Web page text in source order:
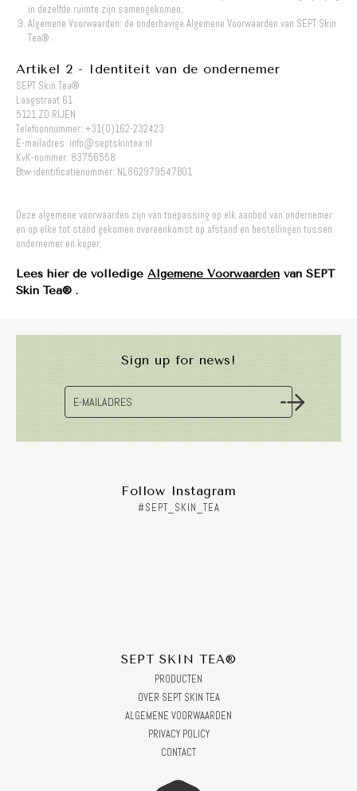
in dezelfde ruimte zijn samengekomen;
Algemene Voorwaarden: de onderhavige Algemene Voorwaarden van SEPT Skin
Tea® .
Artikel 2 - Identiteit van de ondernemer
SEPT Skin Tea®
Laagstraat 61
5121 ZD RIJEN
Telefoonnummer: +31(0)162-232423
E-mailadres: info@septskintea.nl
KvK-nummer: 83756558
Btw-identificatienummer: NL862979547B01
Deze algemene voorwaarden zijn van toepassing op elk aanbod van ondernemer
en op elke tot stand gekomen overeenkomst op afstand en bestellingen tussen
ondernemer en koper;
Lees hier de volledige Algemene Voorwaarden van SEPT
Skin Tea® .
Sign up for news!
Follow Instagram
#SEPT_SKIN_TEA
SEPT SKIN TEA®
PRODUCTEN
OVER SEPT SKIN TEA
ALGEMENE VOORWAARDEN
PRIVACY POLICY
CONTACT